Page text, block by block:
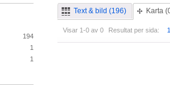
Text & bild (196) Karta
Visar 1-0 av 0 Resultat per sida:
194
1
1